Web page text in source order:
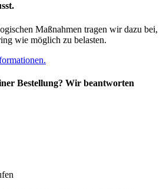
Maßnahmen tragen wir dazu bei,
wie möglich zu belasten.
Bestellung? Wir beantworten